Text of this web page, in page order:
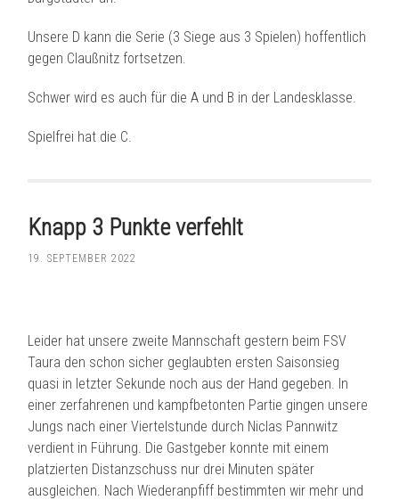
Unsere D kann die Serie (3 Siege aus 3 Spielen) hoffentlich
gegen Claußnitz fortsetzen.
Schwer wird es auch für die A und B in der Landesklasse.
Spielfrei hat die C.
Knapp 3 Punkte verfehlt
19. SEPTEMBER 2022
Leider hat unsere zweite Mannschaft gestern beim FSV
Taura den schon sicher geglaubten ersten Saisonsieg
quasi in letzter Sekunde noch aus der Hand gegeben. In
einer zerfahrenen und kampfbetonten Partie gingen unsere
Jungs nach einer Viertelstunde durch Niclas Pannwitz
verdient in Führung. Die Gastgeber konnte mit einem
platzierten Distanzschuss nur drei Minuten später
ausgleichen. Nach Wiederanpfiff bestimmten wir mehr und